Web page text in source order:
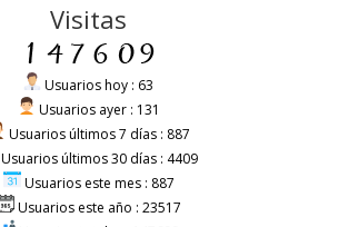
Visitas
Usuarios hoy : 63
Usuarios ayer : 131
Usuarios últimos 7 días : 887
Usuarios últimos 30 días : 4409
Usuarios este mes : 887
Usuarios este año : 23517